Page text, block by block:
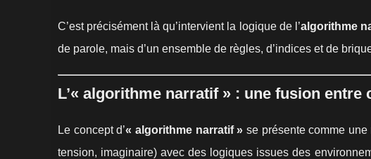
C’est précisément là qu’intervient la logique de l’algorithme
de parole, mais d’un ensemble de règles, d’indices et de
L’« algorithme narratif » : une fusion
Le concept d’« algorithme narratif » se présente comme
tension, imaginaire) avec des logiques issues des